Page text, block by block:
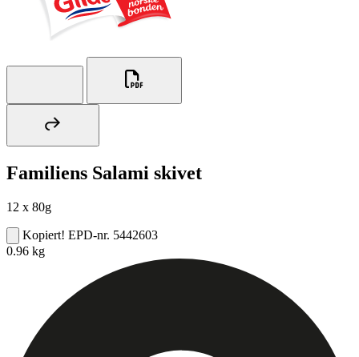
Familiens Salami skivet
12 x 80g
Kopiert! EPD-nr. 5442603
0.96 kg